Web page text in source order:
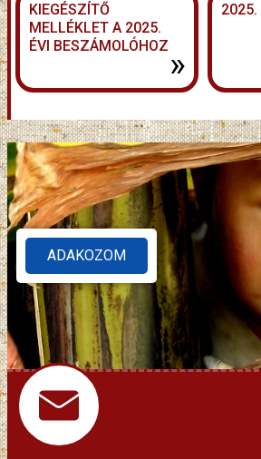
KIEGÉSZÍTŐ
MELLÉKLET A 2025.
ÉVI BESZÁMOLÓHOZ »
2025.
ADAKOZOM